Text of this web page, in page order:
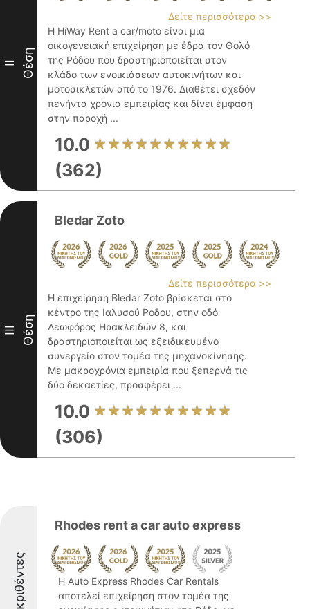
II Θέση
Δείτε περισσότερα >>
Η HiWay Rent a car/moto είναι μια
οικογενειακή επιχείρηση με έδρα τον Θολό
της Ρόδου που δραστηριοποιείται στον
κλάδο των ενοικιάσεων αυτοκινήτων και
μοτοσικλετών από το 1976. Διαθέτει σχεδόν
πενήντα χρόνια εμπειρίας και δίνει έμφαση
στην παροχή ...
10.0
(362)
III Θέση
Bledar Zoto
Δείτε περισσότερα >>
Η επιχείρηση Bledar Zoto βρίσκεται στο
κέντρο της Ιαλυσού Ρόδου, στην οδό
Λεωφόρος Ηρακλειδών 8, και
δραστηριοποιείται ως εξειδικευμένο
συνεργείο στον τομέα της μηχανοκίνησης.
Με μακροχρόνια εμπειρία που ξεπερνά τις
δύο δεκαετίες, προσφέρει ...
10.0
(306)
Διακριθέντες
Rhodes rent a car auto express
Η Auto Express Rhodes Car Rentals
αποτελεί επιχείρηση στον τομέα της